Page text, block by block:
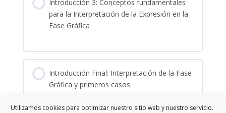
Utilizamos cookies para optimizar nuestro sitio web y nuestro servicio.
Introducción 3: Conceptos fundamentales
para la Interpretación de la Expresión en la
Fase Gráfica
Introducción Final: Interpretación de la Fase
Gráfica y primeros casos